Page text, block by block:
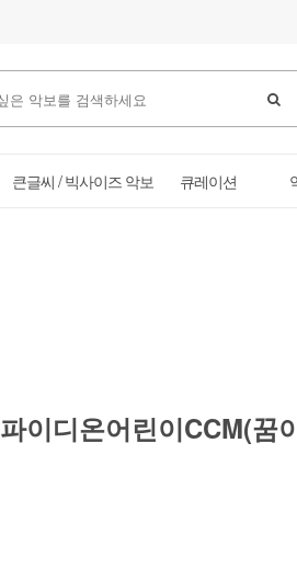
큰글씨 / 빅사이즈 악보 큐레이션
파이디온어린이CCM(꿈